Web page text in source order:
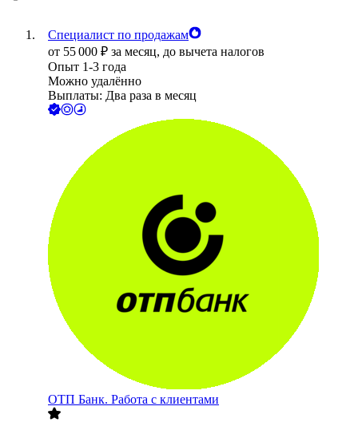
Специалист по продажам
от 55 000 ₽ за месяц, до вычета налогов
Опыт 1-3 года
Можно удалённо
Выплаты: Два раза в месяц
ОТП Банк. Работа с клиентами